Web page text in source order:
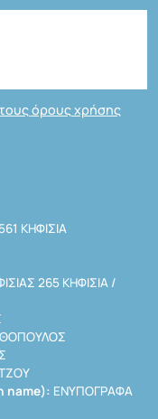
όρους χρήσης
ΚΗΦΙΣΙΑ
265 ΚΗΦΙΣΙΑ /
name): ΕΝΥΠΟΓΡΑΦΑ